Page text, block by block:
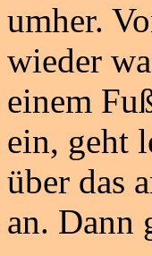
umher.
wieder
einem
ein, geht
über das
an. Dann